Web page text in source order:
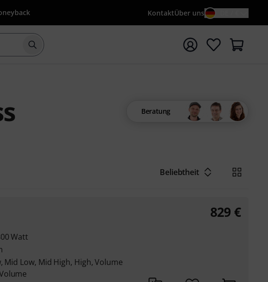
KontaktÜber uns
Suche mit Suchwort {searchTerm} starten
Beratung
Beliebtheit
Watt
Mid Low, Mid High, High, Volume
829 €